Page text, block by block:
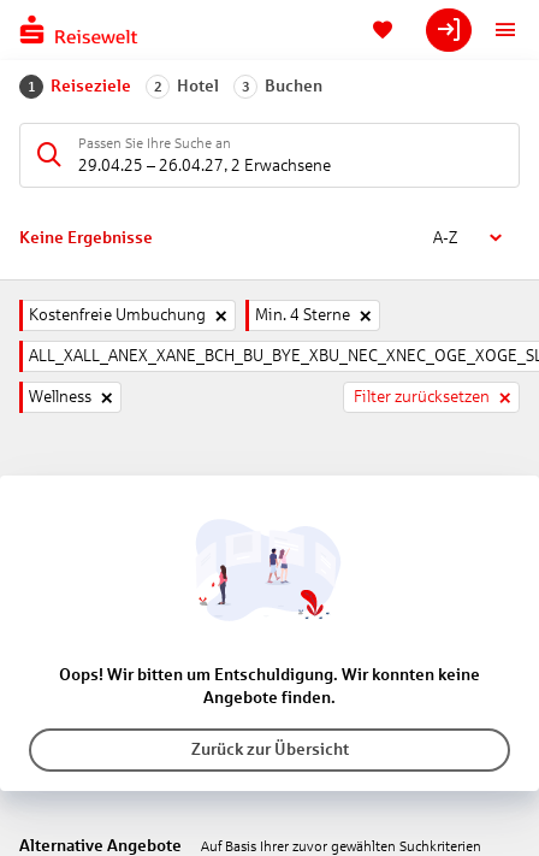
1 Reiseziele 2 Hotel 3 Buchen
Passen Sie Ihre Suche an
29.04.25 – 26.04.27, 2 Erwachsene
Keine Ergebnisse A-Z
Kostenfreie Umbuchung Min. 4 Sterne
Wellness Filter zurücksetzen
Oops! Wir bitten um Entschuldigung. Wir konnten keine
Angebote finden.
Zurück zur Übersicht
Alternative Angebote Auf Basis Ihrer zuvor gewählten Suchkriterien